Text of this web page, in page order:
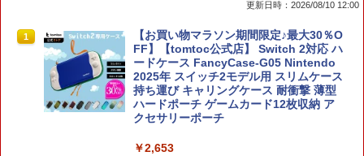
￥5,832
Nintendo Switch 2(日本語・国内専用)
￥55,000
ese only (CFI-2200B01)
￥55,000
Beast of Reincarnation -PS5 【特典】
プロダクトコード 封入
￥7,286
￥8,300
【純正品】Xbox ワイヤレス コントロー
ラー (ロボット ホワイト)
￥7,681
￥3,982
劇場版「鬼滅の刃」無限城編 第一章 猗
窩座再来 通常版 [DVD]
￥3,523
更新日時：2026/08/10 12:00
1
【お買い物マラソン期間限定♪最大30％O
FF】【tomtoc公式店】 Switch 2対応 ハ
ードケース FancyCase-G05 Nintendo
2025年 スイッチ2モデル用 スリムケース
持ち運び キャリングケース 耐衝撃 薄型
ハードポーチ ゲームカード12枚収納 ア
クセサリーポーチ
￥2,653